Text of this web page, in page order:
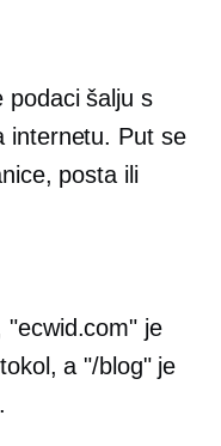
podaci šalju s
internetu. Put se
posta ili
"ecwid.com" je
a "/blog" je